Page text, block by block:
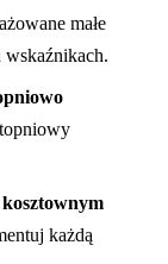
małe
wskaźnikach.
kosztownym
każdą